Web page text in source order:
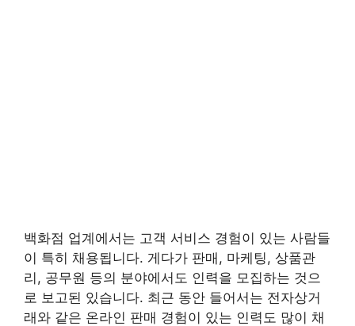
백화점 업계에서는 고객 서비스 경험이 있는 사람들
이 특히 채용됩니다. 게다가 판매, 마케팅, 상품관
리, 공무원 등의 분야에서도 인력을 모집하는 것으
로 보고된 있습니다. 최근 동안 들어서는 전자상거
래와 같은 온라인 판매 경험이 있는 인력도 많이 채